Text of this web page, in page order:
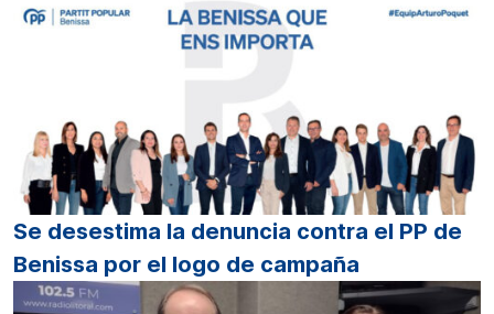
Se desestima la denuncia contra el PP de
Benissa por el logo de campaña